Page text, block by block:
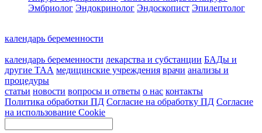
Эмбриолог Эндокринолог Эндоскопист Эпилептолог
календарь беременности
календарь беременности лекарства и субстанции БАДы и
другие ТАА медицинские учреждения врачи анализы и
процедуры
статьи новости вопросы и ответы о нас контакты
Политика обработки ПД Согласие на обработку ПД Согласие
на использование Cookie